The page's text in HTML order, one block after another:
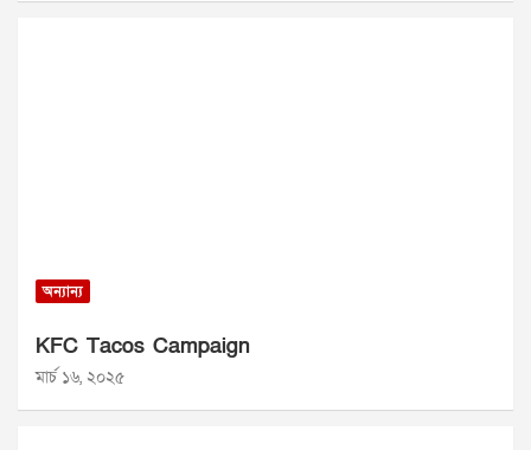
অন্যান্য
KFC Tacos Campaign
মার্চ ১৬, ২০২৫